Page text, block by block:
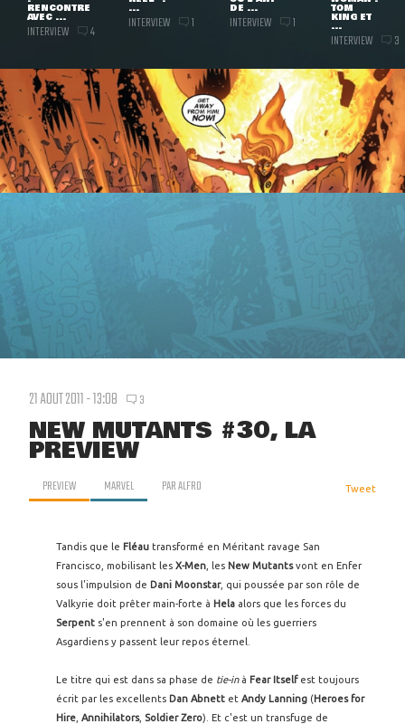
RENCONTRE
AVEC ...
INTERVIEW 4
...
INTERVIEW 1
DE ...
INTERVIEW 1
TOM
KING ET
...
INTERVIEW 3
21 AOUT 2011 - 13:08 3
NEW MUTANTS #30, LA
PREVIEW
PREVIEW MARVEL PARALFRO Tweet
Tandis que le Fléau transformé en Méritant ravage San
Francisco, mobilisant les X-Men , les New Mutantsvont en Enfer
sous l'impulsion de Dani Moonstar, qui poussée par son rôle de
Valkyrie doit prêter main-forte à Hela alors que les forces du
Serpent s'en prennent à son domaine où les guerriers
Asgardiens y passent leur repos éternel.
Le titre qui est dans sa phase de tie-inà Fear Itselfest toujours
écrit par les excellents Dan Abnett et Andy Lanning (Heroes for
Hire Annihilators, Soldier Zero). Et c'est un transfuge de